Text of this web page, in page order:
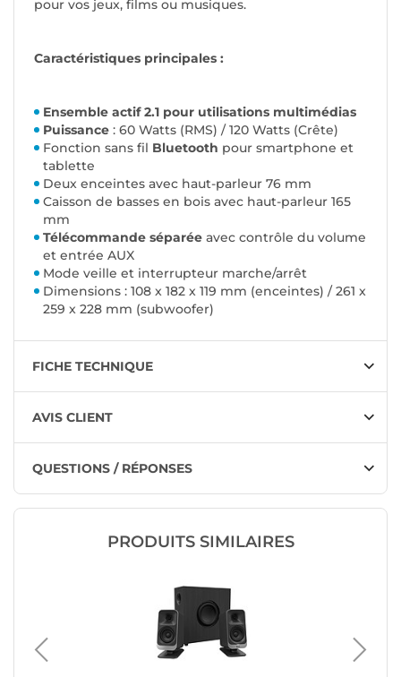
pour vos jeux, films ou musiques.
Caractéristiques principales :
Ensemble actif 2.1 pour utilisations multimédias
Puissance : 60 Watts (RMS) / 120 Watts (Crête)
Fonction sans fil Bluetooth pour smartphone et
tablette
Deux enceintes avec haut-parleur 76 mm
Caisson de basses en bois avec haut-parleur 165
mm
Télécommande séparée avec contrôle du volume
et entrée AUX
Mode veille et interrupteur marche/arrêt
Dimensions : 108 x 182 x 119 mm (enceintes) / 261 x
259 x 228 mm (subwoofer)
FICHE TECHNIQUE
AVIS CLIENT
QUESTIONS / RÉPONSES
PRODUITS SIMILAIRES